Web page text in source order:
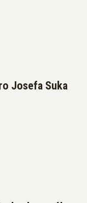
Josefa Suka